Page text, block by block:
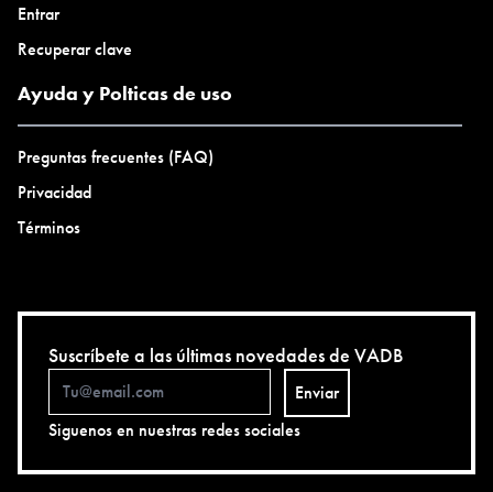
Entrar
Recuperar clave
Ayuda y Polticas de uso
Preguntas frecuentes (FAQ)
Privacidad
Términos
Suscríbete a las últimas novedades de VADB
Enviar
Siguenos en nuestras redes sociales